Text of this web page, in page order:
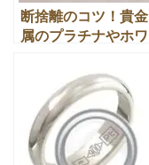
断捨離のコツ！貴金
属のプラチナやホワ
違いとは？